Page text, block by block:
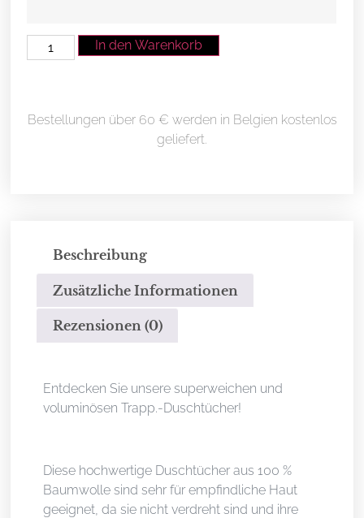
In den Warenkorb
Bestellungen über 60 € werden in Belgien kostenlos
geliefert.
Beschreibung
Zusätzliche Informationen
Rezensionen (0)
Entdecken Sie unsere superweichen und
voluminösen Trapp.-Duschtücher!
Diese hochwertige Duschtücher aus 100 %
Baumwolle sind sehr für empfindliche Haut
geeignet, da sie nicht verdreht sind und ihre